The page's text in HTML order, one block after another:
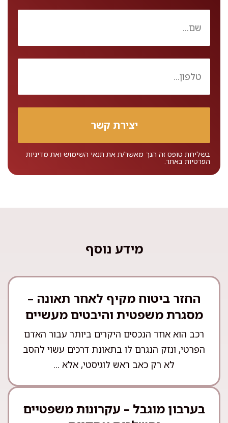
בשליחת טופס זה הנך מאשר/ת את תנאי השימוש ואת מדיניות
הפרטיות באתר.
מידע נוסף
החזר ביטוח מקיף לאחר תאונה –
מסגרת משפטית והיבטים מעשיים
רכב הוא אחד הנכסים היקרים ביותר עבור האדם
הפרטי, ונזק הנגרם לו בתאונת דרכים עשוי להסב
לא רק כאב ראש לוגיסטי, אלא ...
בערבון מוגבל – עקרונות משפטיים